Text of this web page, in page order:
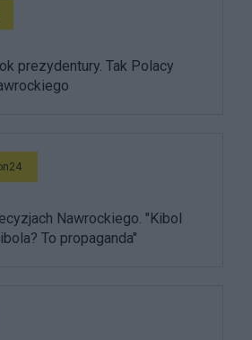
prezydentury. Tak Polacy
Nawrockiego. "Kibol
To propaganda"